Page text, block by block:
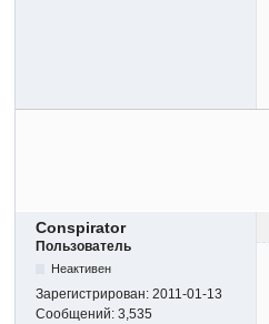
Conspirator
Пользователь
Неактивен
Зарегистрирован:2011-01-13
Сообщений:3,535